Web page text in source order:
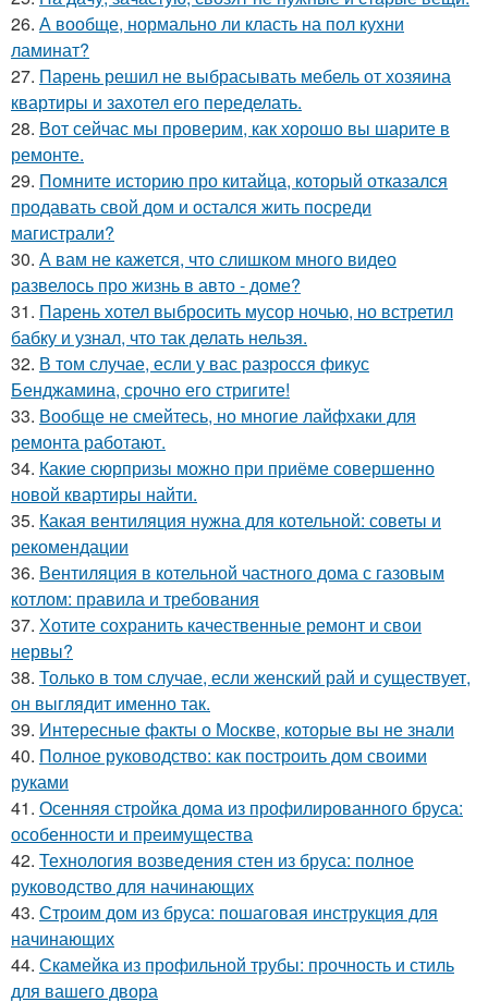
26. А вообще, нормально ли класть на пол кухни
ламинат?
27. Парень решил не выбрасывать мебель от хозяина
квартиры и захотел его переделать.
28. Вот сейчас мы проверим, как хорошо вы шарите в
ремонте.
29. Помните историю про китайца, который отказался
продавать свой дом и остался жить посреди
магистрали?
30. А вам не кажется, что слишком много видео
развелось про жизнь в авто - доме?
31. Парень хотел выбросить мусор ночью, но встретил
бабку и узнал, что так делать нельзя.
32. В том случае, если у вас разросся фикус
Бенджамина, срочно его стригите!
33. Вообще не смейтесь, но многие лайфхаки для
ремонта работают.
34. Какие сюрпризы можно при приёме совершенно
новой квартиры найти.
35. Какая вентиляция нужна для котельной: советы и
рекомендации
36. Вентиляция в котельной частного дома с газовым
котлом: правила и требования
37. Хотите сохранить качественные ремонт и свои
нервы?
38. Только в том случае, если женский рай и существует,
он выглядит именно так.
39. Интересные факты о Москве, которые вы не знали
40. Полное руководство: как построить дом своими
руками
41. Осенняя стройка дома из профилированного бруса:
особенности и преимущества
42. Технология возведения стен из бруса: полное
руководство для начинающих
43. Строим дом из бруса: пошаговая инструкция для
начинающих
44. Скамейка из профильной трубы: прочность и стиль
для вашего двора